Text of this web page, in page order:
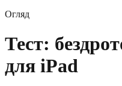
Огляд
Тест:
для iPad